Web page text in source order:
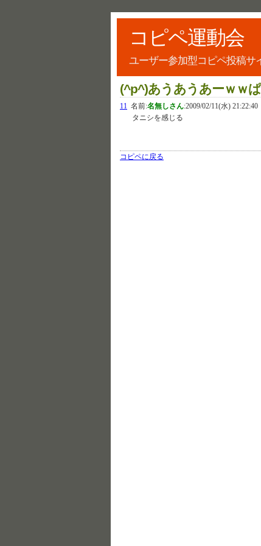
コピペ運動会
ユーザー参加型コピペ投稿サ
(^p^)あうあうあーｗｗ
11 名前:名無しさん:2009/02/11(水) 21:22:40
タニシを感じる
コピペに戻る